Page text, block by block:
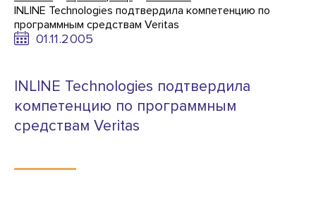
INLINE Technologies подтвердила компетенцию по
программным средствам Veritas
01.11.2005
INLINE Technologies подтвердила
компетенцию по программным
средствам Veritas